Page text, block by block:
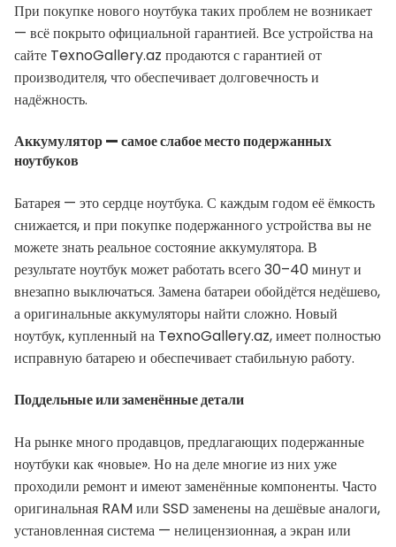
При покупке нового ноутбука таких проблем не возникает
— всё покрыто официальной гарантией. Все устройства на
сайте TexnoGallery.az продаются с гарантией от
производителя, что обеспечивает долговечность и
надёжность.
Аккумулятор — самое слабое место подержанных
ноутбуков
Батарея — это сердце ноутбука. С каждым годом её ёмкость
снижается, и при покупке подержанного устройства вы не
можете знать реальное состояние аккумулятора. В
результате ноутбук может работать всего 30–40 минут и
внезапно выключаться. Замена батареи обойдётся недёшево,
а оригинальные аккумуляторы найти сложно. Новый
ноутбук, купленный на TexnoGallery.az, имеет полностью
исправную батарею и обеспечивает стабильную работу.
Поддельные или заменённые детали
На рынке много продавцов, предлагающих подержанные
ноутбуки как «новые». Но на деле многие из них уже
проходили ремонт и имеют заменённые компоненты. Часто
оригинальная RAM или SSD заменены на дешёвые аналоги,
установленная система — нелицензионная, а экран или